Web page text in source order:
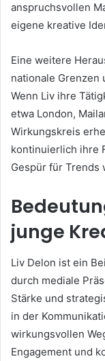
anspruchsvollen
eigene kreative
Eine weitere
nationale Grenzen
Wenn Liv ihre
etwa London,
Wirkungskreis
kontinuierlich ihre
Gespür für Trends
junge
Liv Delon ist ein
durch mediale
Stärke und
in der
wirkungsvollen
Engagement und